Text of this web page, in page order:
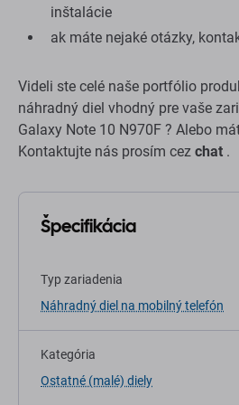
inštalácie
ak máte nejaké otázky,
Videli ste celé naše portfólio
náhradný diel vhodný pre vaše
Galaxy Note 10 N970F ? Alebo
Kontaktujte nás prosím cez chat .
Špecifikácia
Typ zariadenia
Náhradný diel na mobilný telefón
Kategória
Ostatné (malé) diely